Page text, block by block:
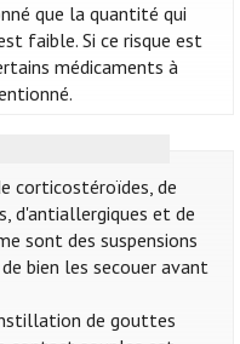
que la quantité qui
faible. Si ce risque est
médicaments à
corticostéroïdes, de
d'antiallergiques et de
sont des suspensions
bien les secouer avant
de gouttes